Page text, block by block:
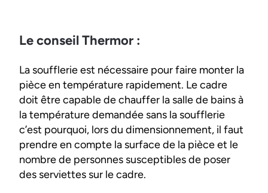
Le conseil Thermor :
La soufflerie est nécessaire pour faire monter la
pièce en température rapidement. Le cadre
doit être capable de chauffer la salle de bains à
la température demandée sans la soufflerie
c’est pourquoi, lors du dimensionnement, il faut
prendre en compte la surface de la pièce et le
nombre de personnes susceptibles de poser
des serviettes sur le cadre.